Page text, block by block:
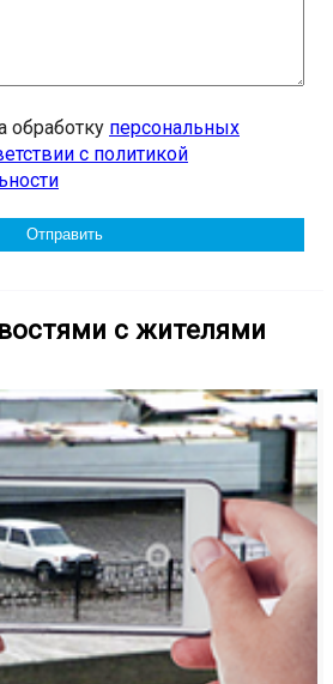
обработку персональных
с политикой
с жителями